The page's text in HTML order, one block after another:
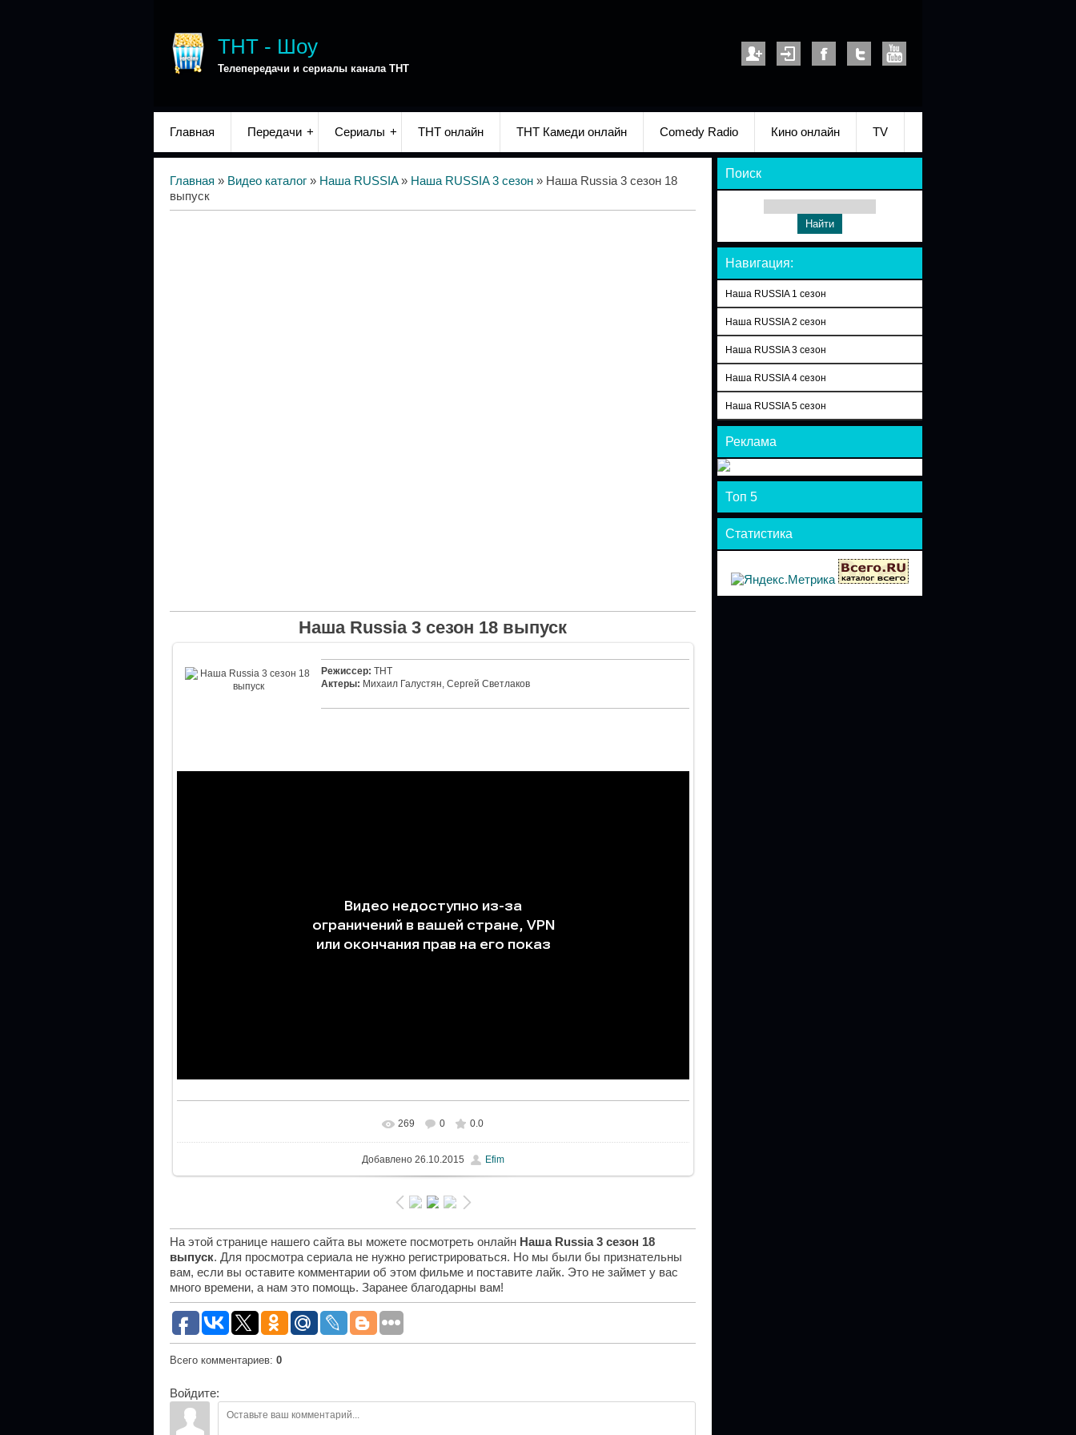
ТНТ - Шоу
Телепередачи и сериалы канала ТНТ
Главная Передачи Сериалы ТНТ онлайн ТНТ Камеди онлайн Comedy Radio Кино онлайн TV
Главная » Видео каталог » Наша RUSSIA» Наша RUSSIA 3 сезон » Наша Russia 3 сезон 18
выпуск
Наша Russia 3 сезон 18 выпуск
Режиссер: ТНТ
Актеры: Михаил Галустян, Сергей Светлаков
269 0 0.0
Добавлено26.10.2015 Efim
На этой странице нашего сайта вы можете посмотреть онлайн Наша Russia 3 сезон 18
выпуск. Для просмотра сериала не нужно регистрироваться. Но мы были бы признательны
вам, если вы оставите комментарии об этом фильме и поставите лайк. Это не займет у вас
много времени, а нам это помощь. Заранее благодарны вам!
Всего комментариев: 0
Войдите:
Поиск
Навигация:
Наша RUSSIA 1 сезон
Наша RUSSIA 2 сезон
Наша RUSSIA 3 сезон
Наша RUSSIA 4 сезон
Наша RUSSIA 5 сезон
Реклама
Топ 5
Статистика